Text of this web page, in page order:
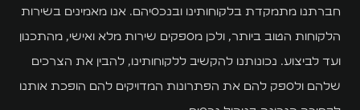
יצירת קשר
חברתנו מתמקדת בלקוחותינו ובנכסיהם. אנו מאמינים בשירות
הלקוחות הטוב ביותר, ולכן מספקים שירות מלא ואישי, מהתכנון
ועד לביצוע. נכונותנו להקשיב ללקוחותינו, להבין את הצרכים
שלהם ולספק להם את הפתרונות המדויקים להם הופכת אותנו